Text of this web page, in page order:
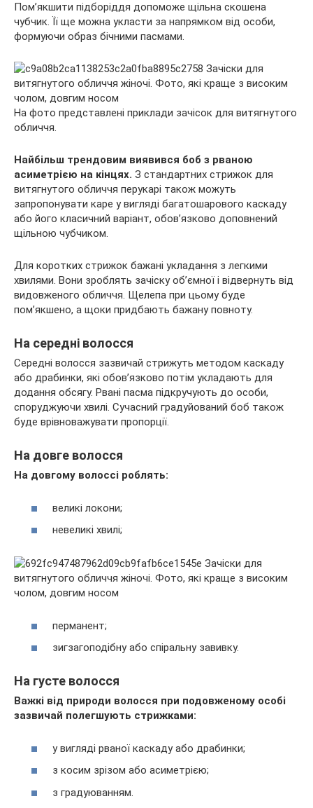
Пом’якшити підборіддя допоможе щільна скошена
чубчик. Її ще можна укласти за напрямком від особи,
формуючи образ бічними пасмами.
На фото представлені приклади зачісок для витягнутого
обличчя.
Найбільш трендовим виявився боб з рваною
асиметрією на кінцях. З стандартних стрижок для
витягнутого обличчя перукарі також можуть
запропонувати каре у вигляді багатошарового каскаду
або його класичний варіант, обов’язково доповнений
щільною чубчиком.
Для коротких стрижок бажані укладання з легкими
хвилями. Вони зроблять зачіску об’ємної і відвернуть від
видовженого обличчя. Щелепа при цьому буде
пом’якшено, а щоки придбають бажану повноту.
На середні волосся
Середні волосся зазвичай стрижуть методом каскаду
або драбинки, які обов’язково потім укладають для
додання обсягу. Рвані пасма підкручують до особи,
споруджуючи хвилі. Сучасний градуйований боб також
буде врівноважувати пропорції.
На довге волосся
На довгому волоссі роблять:
великі локони;
невеликі хвилі;
перманент;
зигзагоподібну або спіральну завивку.
На густе волосся
Важкі від природи волосся при подовженому особі
зазвичай полегшують стрижками:
у вигляді рваної каскаду або драбинки;
з косим зрізом або асиметрією;
з градуюванням.